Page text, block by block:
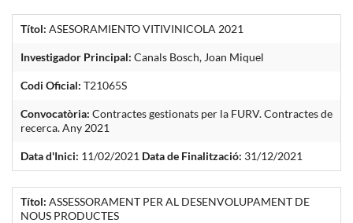
Títol: ASESORAMIENTO VITIVINICOLA 2021
Investigador Principal: Canals Bosch, Joan Miquel
Codi Oficial: T21065S
Convocatòria: Contractes gestionats per la FURV. Contractes de
recerca. Any 2021
Data d'Inici: 11/02/2021 Data de Finalització: 31/12/2021
Títol: ASSESSORAMENT PER AL DESENVOLUPAMENT DE
NOUS PRODUCTES